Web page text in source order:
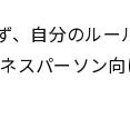
、自分のル
スパーソン向